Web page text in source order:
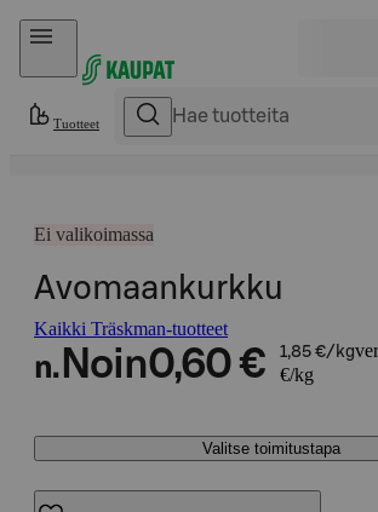
Hyppää sisältöön
Tuotteet
Ei valikoimassa
Avomaankurkku
Kaikki Träskman-tuotteet
n. Noin0,60 € 1,85 €/kg
€/kg
Valitse toimitustapa